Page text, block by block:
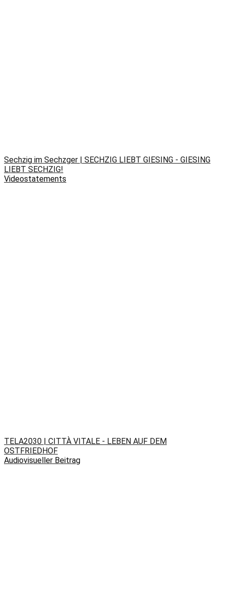
Sechzig im Sechzger | SECHZIG LIEBT GIESING - GIESING
LIEBT SECHZIG!
Videostatements
TELA2030 | CITTÀ VITALE - LEBEN AUF DEM
OSTFRIEDHOF
Audiovisueller Beitrag